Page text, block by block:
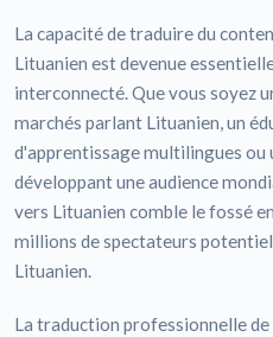
La capacité de traduire du
Lituanien est devenue
interconnecté. Que vous soyez
marchés parlant Lituanien, un
d'apprentissage multilingues ou
développant une audience
vers Lituanien comble le fossé
millions de spectateurs
Lituanien.
La traduction professionnelle